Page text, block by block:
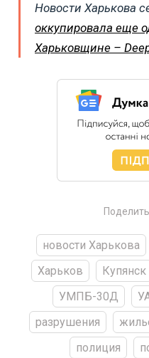
Новости Харькова
оккупировала еще
Харьковщине –
новости Харькова
Харьков
Купянск
УМПБ-30Д
разрушения
полиция